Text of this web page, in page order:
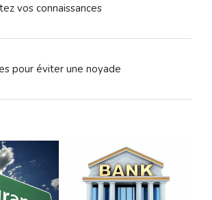
vos connaissances
pour éviter une noyade